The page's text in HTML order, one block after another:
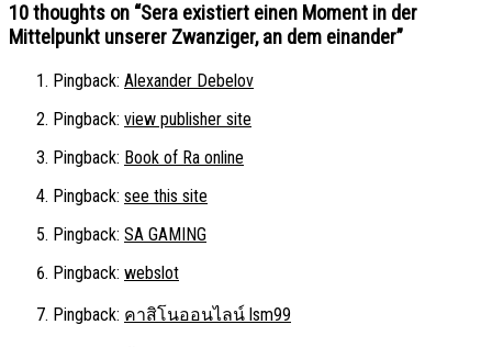
10 thoughts on “Sera existiert einen Moment in der
Mittelpunkt unserer Zwanziger, an dem einander”
Pingback: Alexander Debelov
Pingback: view publisher site
Pingback: Book of Ra online
Pingback: see this site
Pingback: SA GAMING
Pingback: webslot
Pingback: คาสิโนออนไลน์ lsm99